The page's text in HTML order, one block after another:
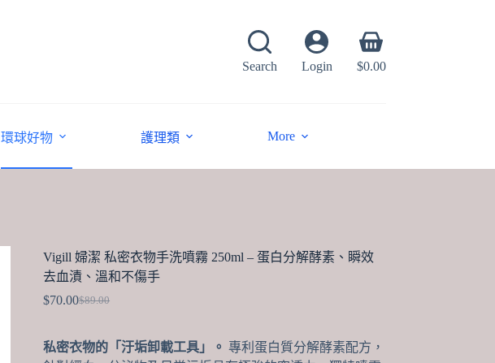
Search Login
Shopping
cart
$0.00
環球好物 護理類 More
Vigill 婦潔 私密衣物手洗噴霧 250ml – 蛋白分解酵素、瞬效
去血漬、溫和不傷手
$89.00
Original
$89.00.
$70.00Current
$70.00.
私密衣物的「汙垢卸載工具」。 專利蛋白質分解酵素配方，